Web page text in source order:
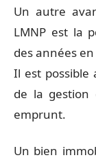
Un autre
LMNP est la
des années
Il est possible
de la gestion
emprunt.
Un bien